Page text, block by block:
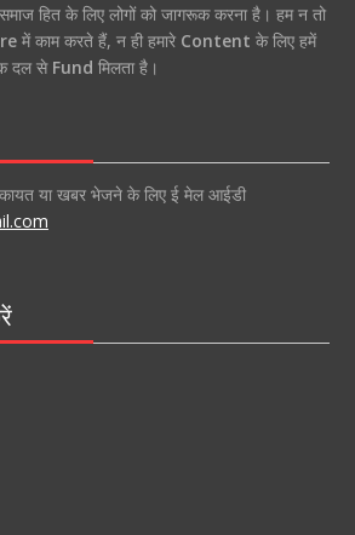
हित के लिए लोगों को जागरूक करना है। हम न तो
में काम करते हैं, न ही हमारे Content के लिए हमें
दल से Fund मिलता है।
या खबर भेजने के लिए ई मेल आईडी